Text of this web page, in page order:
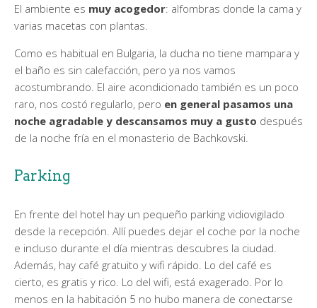
El ambiente es muy acogedor: alfombras donde la cama y
varias macetas con plantas.
Como es habitual en Bulgaria, la ducha no tiene mampara y
el baño es sin calefacción, pero ya nos vamos
acostumbrando. El aire acondicionado también es un poco
raro, nos costó regularlo, pero en general pasamos una
noche agradable y descansamos muy a gusto después
de la noche fría en el monasterio de Bachkovski.
Parking
En frente del hotel hay un pequeño parking vidiovigilado
desde la recepción. Allí puedes dejar el coche por la noche
e incluso durante el día mientras descubres la ciudad.
Además, hay café gratuito y wifi rápido. Lo del café es
cierto, es gratis y rico. Lo del wifi, está exagerado. Por lo
menos en la habitación 5 no hubo manera de conectarse